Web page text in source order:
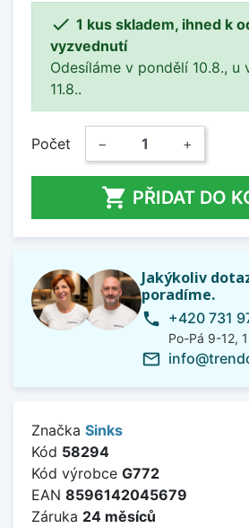
 1 kus skladem, ihned k
vyzvednutí
Odesíláme v pondělí 10.8., u
11.8..
Počet − +
 PŘIDAT DO
Jakýkoliv
poradíme.
phone +420 731
Po-Pá 9-12,
mail_outline
Značka Sinks
Kód 58294
Kód výrobce G772
EAN 8596142045679
Záruka 24 měsíců